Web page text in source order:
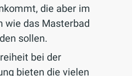
die aber im
wie das Masterbad
sollen.
bei der
bieten die vielen